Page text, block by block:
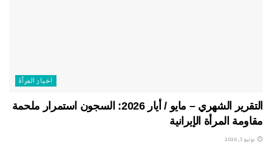
اخبار المرأة
التقرير الشهري – مايو / أيار 2026: السجون استمرار ملحمة
مقاومة المرأة الإيرانية
يونيو 1, 2026